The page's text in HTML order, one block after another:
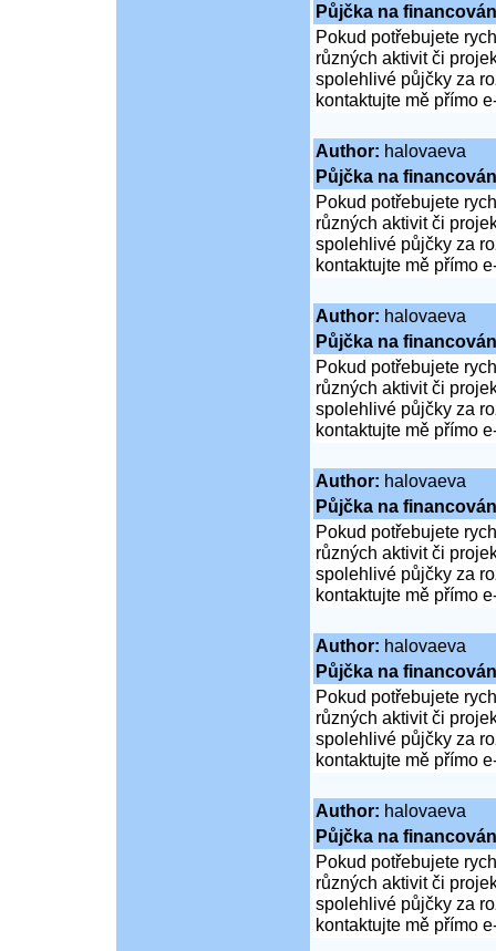
Půjčka na
Pokud potřebujete
různých aktivit či
spolehlivé půjčky za
kontaktujte mě přímo
Author: halovaeva
Půjčka na
Pokud potřebujete
různých aktivit či
spolehlivé půjčky za
kontaktujte mě přímo
Author: halovaeva
Půjčka na
Pokud potřebujete
různých aktivit či
spolehlivé půjčky za
kontaktujte mě přímo
Author: halovaeva
Půjčka na
Pokud potřebujete
různých aktivit či
spolehlivé půjčky za
kontaktujte mě přímo
Author: halovaeva
Půjčka na
Pokud potřebujete
různých aktivit či
spolehlivé půjčky za
kontaktujte mě přímo
Author: halovaeva
Půjčka na
Pokud potřebujete
různých aktivit či
spolehlivé půjčky za
kontaktujte mě přímo